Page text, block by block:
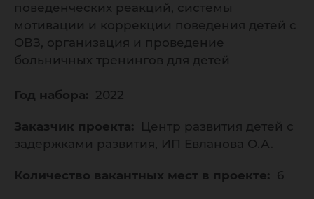
поведенческих реакций, системы
мотивации и коррекции поведения детей с
ОВЗ, организация и проведение
больничных тренингов для детей
Год набора: 2022
Заказчик проекта:
Центр развития детей с
задержками развития, ИП Евланова О.А.
Количество вакантных мест в проекте: 6